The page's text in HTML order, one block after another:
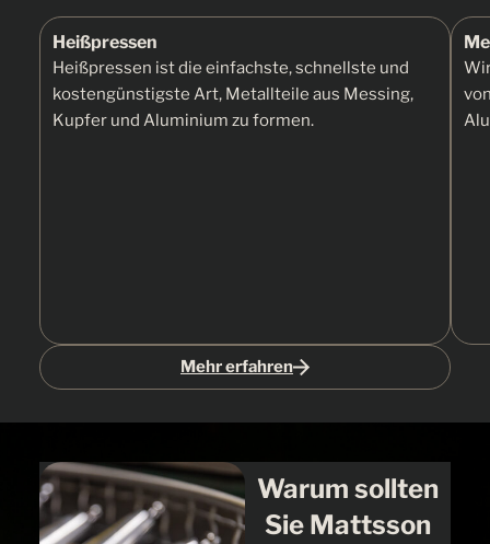
Heißpressen
Heißpressen ist die einfachste, schnellste und
kostengünstigste Art, Metallteile aus Messing,
Kupfer und Aluminium zu formen.
Mehr erfahren
Exzellenz
Warum sollten
Sie Mattsson